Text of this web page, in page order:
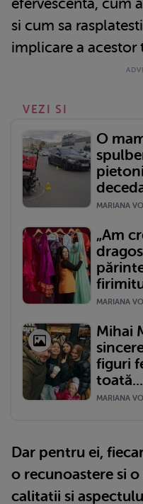
si cum sa
implicare a acestor
VEZI SI
O
MARIANA
„Am
MARIANA
Mihai
figuri
toată...
MARIANA
Dar pentru ei,
o recunoastere si
calitatii si